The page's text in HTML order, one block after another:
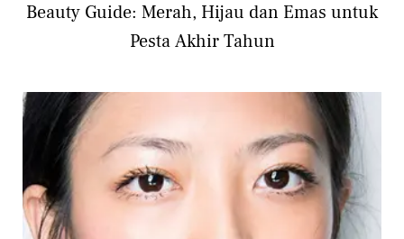
Beauty Guide: Merah, Hijau dan Emas untuk
Pesta Akhir Tahun